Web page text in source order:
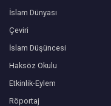
İslam Dünyası
Çeviri
İslam Düşüncesi
Haksöz Okulu
Etkinlik-Eylem
Röportaj